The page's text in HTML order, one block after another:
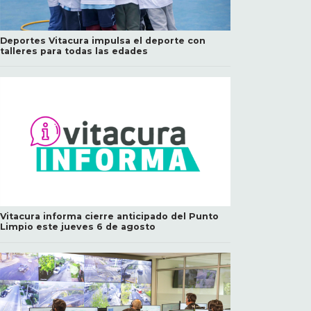
Deportes Vitacura impulsa el deporte con
talleres para todas las edades
Vitacura informa cierre anticipado del Punto
Limpio este jueves 6 de agosto